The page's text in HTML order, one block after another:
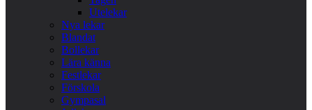
Utelekar
Nya lekar
Blandat
Bollekar
Lära känna
Festlekar
Förskola
Gympasal